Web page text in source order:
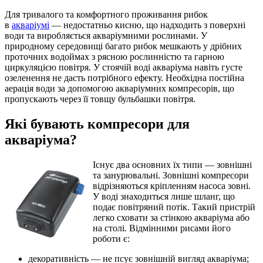
Для тривалого та комфортного проживання рибок
в акваріумі — недостатньо кисню, що надходить з поверхні
води та виробляється акваріумними рослинами. У
природному середовищі багато рибок мешкають у дрібних
проточних водоймах з рясною рослинністю та гарною
циркуляцією повітря. У стоячій воді акваріума навіть густе
озеленення не дасть потрібного ефекту. Необхідна постійна
аерація води за допомогою акваріумних компресорів, що
пропускають через її товщу бульбашки повітря.
Які бувають компресори для
акваріума?
Існує два основних їх типи — зовнішні
та занурювальні. Зовнішні компресори
відрізняються кріпленням насоса зовні.
У воді знаходиться лише шланг, що
подає повітряний потік. Такий пристрій
легко сховати за стінкою акваріума або
на столі. Відмінними рисами його
роботи є:
декоративність — не псує зовнішній вигляд акваріума;